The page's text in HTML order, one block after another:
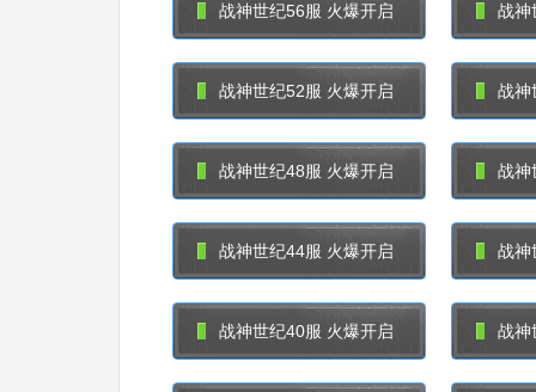
战神世纪56服 火爆开启 战神
战神世纪52服 火爆开启 战神
战神世纪48服 火爆开启 战神
战神世纪44服 火爆开启 战神
战神世纪40服 火爆开启 战神